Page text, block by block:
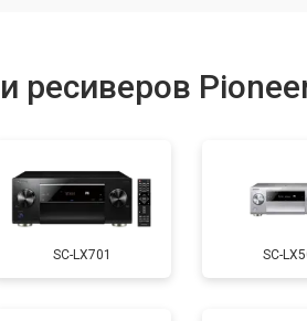
ресиверов
SC-LX701 SC-